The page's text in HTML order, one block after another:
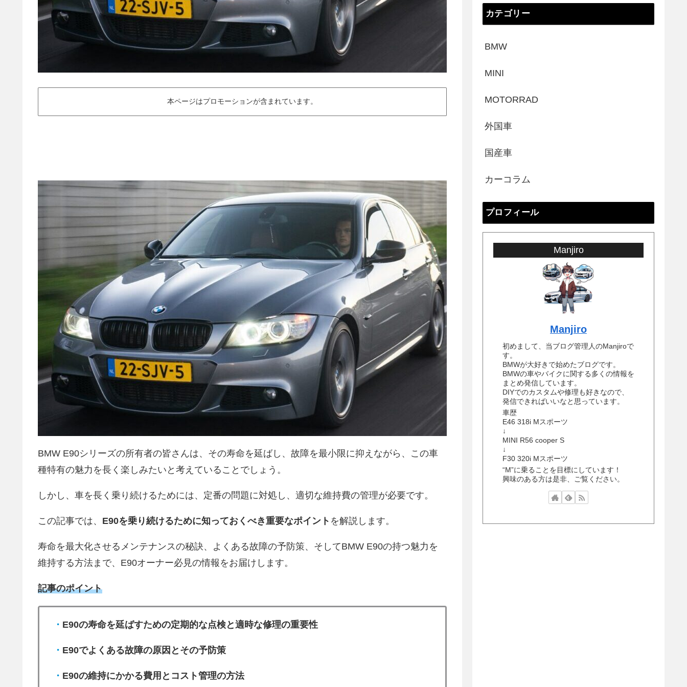
本ページはプロモーションが含まれています。
BMW E90シリーズの所有者の皆さんは、その寿命を延ばし、故障を最小限に抑えながら、この車
種特有の魅力を長く楽しみたいと考えていることでしょう。
しかし、車を長く乗り続けるためには、定番の問題に対処し、適切な維持費の管理が必要です。
この記事では、 E90を乗り続けるために知っておくべき重要なポイント を解説します。
寿命を最大化させるメンテナンスの秘訣、よくある故障の予防策、そしてBMW E90の持つ魅力を
維持する方法まで、E90オーナー必見の情報をお届けします。
記事のポイント
・ E90の寿命を延ばすための定期的な点検と適時な修理の重要性
・ E90でよくある故障の原因とその予防策
・ E90の維持にかかる費用とコスト管理の方法
カテゴリー
BMW
MINI
MOTORRAD
外国車
国産車
カーコラム
プロフィール
Manjiro
Manjiro
初めまして、当ブログ管理人のManjiroで
す。
BMWが大好きで始めたブログです。
BMWの車やバイクに関する多くの情報を
まとめ発信しています。
DIYでのカスタムや修理も好きなので、
発信できればいいなと思っています。
車歴
E46 318i Mスポーツ
↓
MINI R56 cooper S
↓
F30 320i Mスポーツ
“M”に乗ることを目標にしています！
興味のある方は是非、ご覧ください。